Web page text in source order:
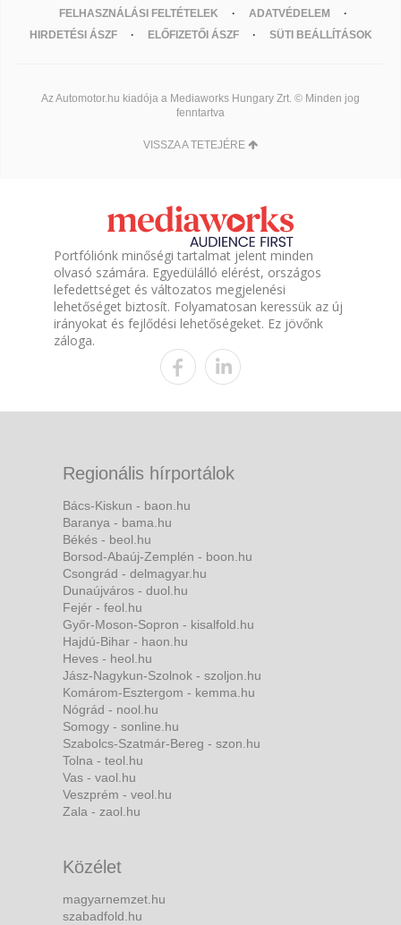
FELHASZNÁLÁSI FELTÉTELEK
ADATVÉDELEM
HIRDETÉSI ÁSZF
ELŐFIZETŐI ÁSZF SÜTI BEÁLLÍTÁSOK
Az Automotor.hu kiadója a Mediaworks Hungary Zrt. © Minden jog
fenntartva
VISSZA A TETEJÉRE
Portfóliónk minőségi tartalmat jelent minden
olvasó számára. Egyedülálló elérést, országos
lefedettséget és változatos megjelenési
lehetőséget biztosít. Folyamatosan keressük az új
irányokat és fejlődési lehetőségeket. Ez jövőnk
záloga.
Regionális hírportálok
Bács-Kiskun - baon.hu
Baranya - bama.hu
Békés - beol.hu
Borsod-Abaúj-Zemplén - boon.hu
Csongrád - delmagyar.hu
Dunaújváros - duol.hu
Fejér - feol.hu
Győr-Moson-Sopron - kisalfold.hu
Hajdú-Bihar - haon.hu
Heves - heol.hu
Jász-Nagykun-Szolnok - szoljon.hu
Komárom-Esztergom - kemma.hu
Nógrád - nool.hu
Somogy - sonline.hu
Szabolcs-Szatmár-Bereg - szon.hu
Tolna - teol.hu
Vas - vaol.hu
Veszprém - veol.hu
Zala - zaol.hu
Közélet
magyarnemzet.hu
szabadfold.hu